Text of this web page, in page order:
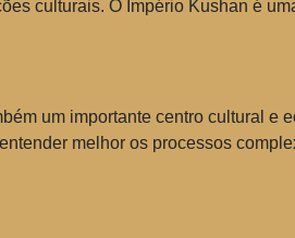
culturais. O Império Kushan é
um importante centro cultural e
melhor os processos